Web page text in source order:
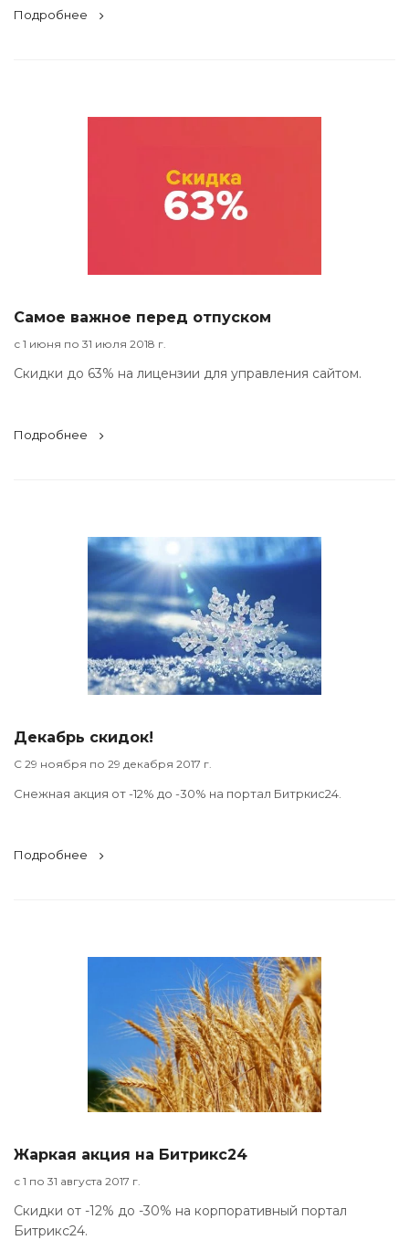
Подробнее
Самое важное перед отпуском
с 1 июня по 31 июля 2018 г.
Скидки до 63% на лицензии для управления сайтом.
Подробнее
Декабрь скидок!
C 29 ноября по 29 декабря 2017 г.
Снежная акция от -12% до -30% на портал Битркис24.
Подробнее
Жаркая акция на Битрикс24
с 1 по 31 августа 2017 г.
Скидки от -12% до -30% на корпоративный портал
Битрикс24.